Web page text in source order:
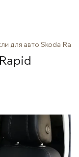
для авто Skoda